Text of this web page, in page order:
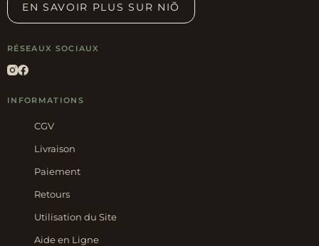
EN SAVOIR PLUS SUR NIÕ
RÉSEAUX SOCIAUX
INFORMATIONS
CGV
Livraison
Paiement
Retours
Utilisation du Site
Aide en Ligne